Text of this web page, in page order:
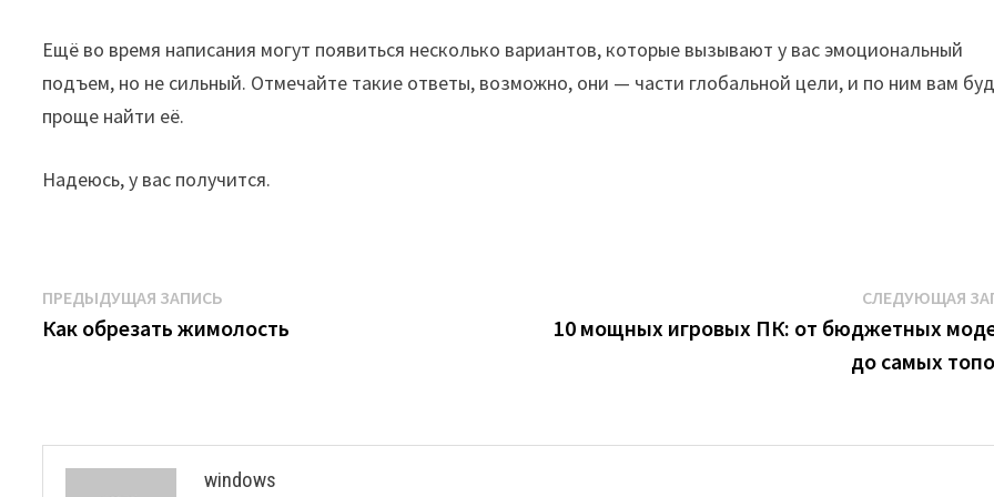
Ещё во время написания могут появиться несколько вариантов, которые вызывают у вас эмоциональный
подъем, но не сильный. Отмечайте такие ответы, возможно, они — части глобальной цели, и по ним вам
проще найти её.
Надеюсь, у вас получится.
Навигация
по
ПРЕДЫДУЩАЯ ЗАПИСЬ
запись:
Как обрезать жимолость
СЛЕДУЮЩАЯ
10 мощных игровых ПК: от бюджетных
до самых
windows